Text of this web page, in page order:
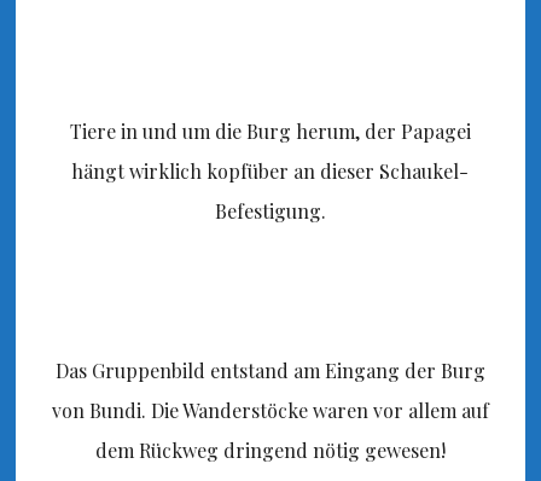
Tiere in und um die Burg herum, der Papagei
hängt wirklich kopfüber an dieser Schaukel-
Befestigung.
Das Gruppenbild entstand am Eingang der Burg
von Bundi. Die Wanderstöcke waren vor allem auf
dem Rückweg dringend nötig gewesen!